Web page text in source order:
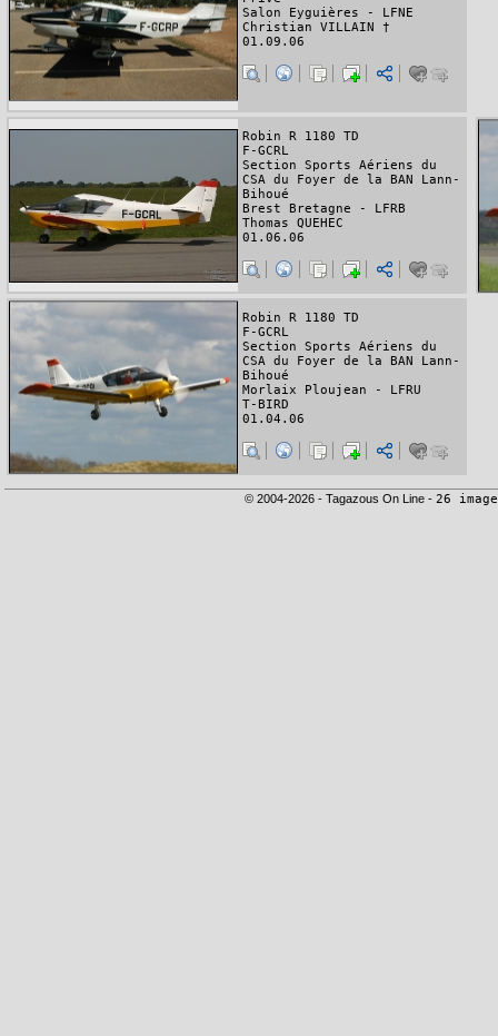
Salon Eyguières - LFNE
Christian VILLAIN †
01.09.06
Robin R 1180 TD
F-GCRL
Section Sports Aériens du
CSA du Foyer de la BAN Lann-
Bihoué
Brest Bretagne - LFRB
Thomas QUEHEC
01.06.06
Robin R 1180 TD
F-GCRL
Section Sports Aériens du
CSA du Foyer de la BAN Lann-
Bihoué
Morlaix Ploujean - LFRU
T-BIRD
01.04.06
© 2004-2026 - Tagazous On Line - 26